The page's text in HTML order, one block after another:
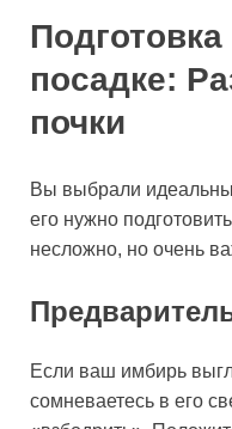
посадке:
почки
Вы выбрали
его нужно
несложно, но очень
Если ваш имбирь
сомневаетесь в его